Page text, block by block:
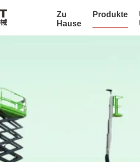
Zu
Hause
Produkte